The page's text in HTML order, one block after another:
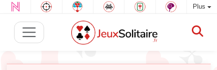
Plus